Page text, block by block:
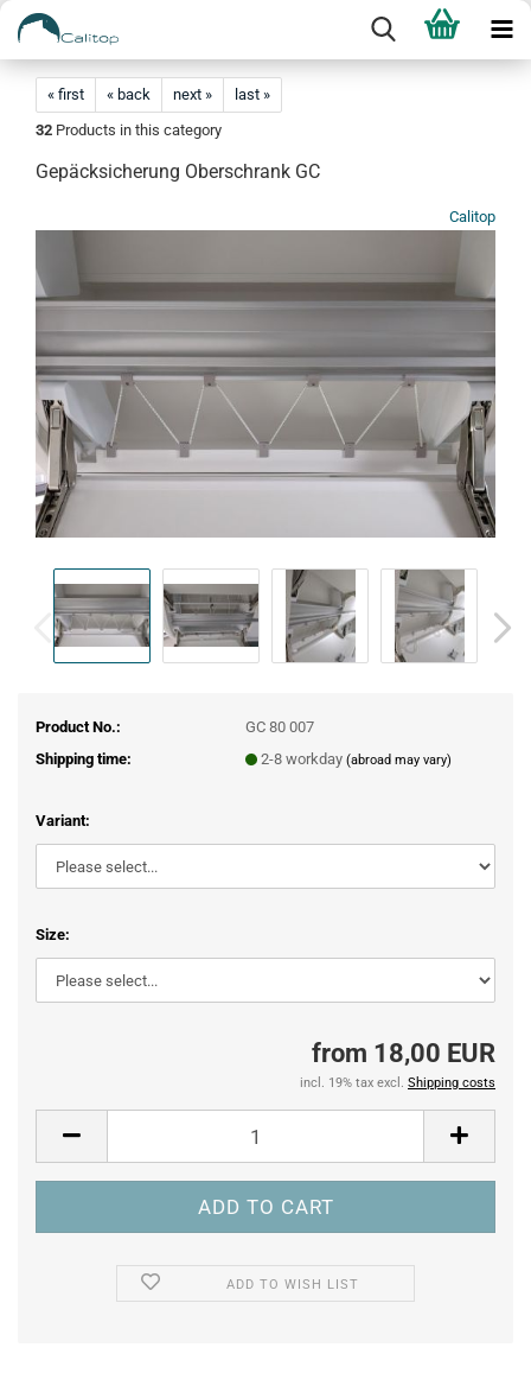
« first « back next »
last »
32 Products in this category
Gepäcksicherung Oberschrank GC
Calitop
Product No.:
GC 80 007
Shipping time:
2-8 workday (abroad may vary)
Variant:
Size:
from 18,00 EUR
incl. 19% tax excl. Shipping costs
ADD TO WISH LIST